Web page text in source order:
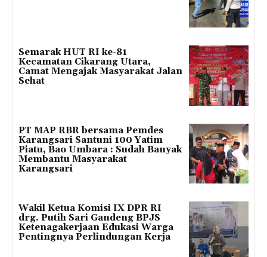
Semarak HUT RI ke-81
Kecamatan Cikarang Utara,
Camat Mengajak Masyarakat Jalan
Sehat
PT MAP RBR bersama Pemdes
Karangsari Santuni 100 Yatim
Piatu, Bao Umbara : Sudah Banyak
Membantu Masyarakat
Karangsari
Wakil Ketua Komisi IX DPR RI
drg. Putih Sari Gandeng BPJS
Ketenagakerjaan Edukasi Warga
Pentingnya Perlindungan Kerja